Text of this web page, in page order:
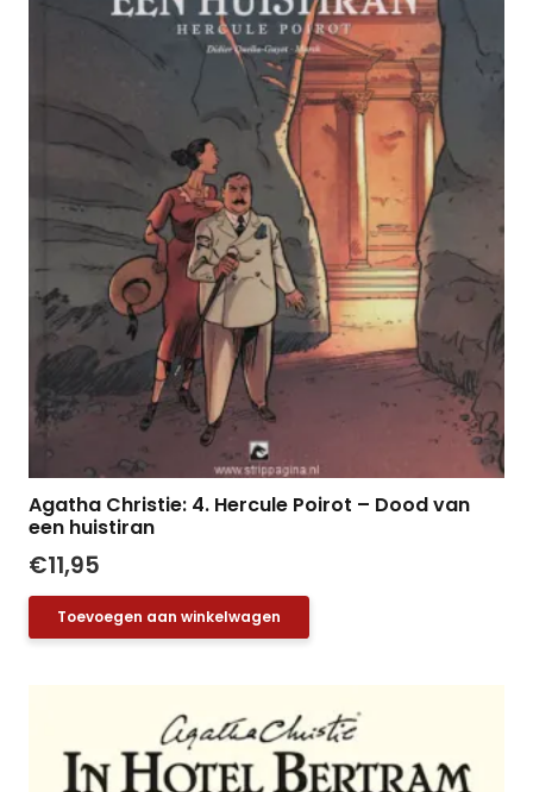
Agatha Christie: 4. Hercule Poirot – Dood van
een huistiran
€11,95
Toevoegen aan winkelwagen